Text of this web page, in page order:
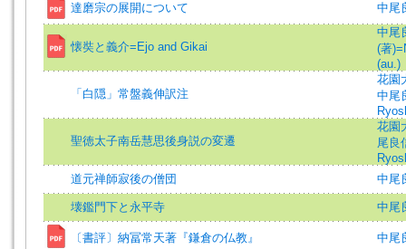
達磨宗の展開について 中尾
懐奘と義介=Ejo and Gikai
中尾
(著
(au.)
「白隠」常盤義伸訳注
花園
中尾
聖徳太子南岳慧思後身説の変遷
花園
尾良
道元禅師寂後の僧団
中尾
壊鑑門下と永平寺 中尾
〔書評〕納冨常天著『鎌倉の仏教』 中尾